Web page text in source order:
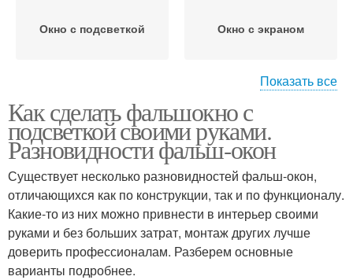
Окно с подсветкой Окно с экраном
Окно для комнаты
Показать все
Как сделать фальшокно с
подсветкой своими руками.
Разновидности фальш-окон
Существует несколько разновидностей фальш-окон,
отличающихся как по конструкции, так и по функционалу.
Какие-то из них можно привнести в интерьер своими
руками и без больших затрат, монтаж других лучше
доверить профессионалам. Разберем основные
варианты подробнее.